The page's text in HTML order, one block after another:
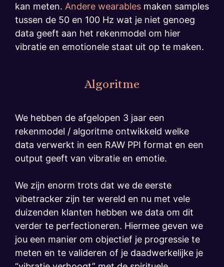
kan meten. Andere wearables maken samples
tussen de 50 en 100 Hz wat je niet genoeg
data geeft aan het rekenmodel om hier
vibratie en emotionele staat uit op te maken.
Algoritme
We hebben de afgelopen 3 jaar een
rekenmodel / algoritme ontwikkeld welke
data verwerkt in een RAW PPI format en een
output geeft van vibratie en emotie.
We zijn enorm trots dat we de eerste
vibetracker zijn ter wereld en nu met vele
duizenden klanten hebben we data om dit
verder te perfectioneren. Hiermee geven we
jou een manier om objectief je progressie te
meten en te valideren of je daadwerkelijke je